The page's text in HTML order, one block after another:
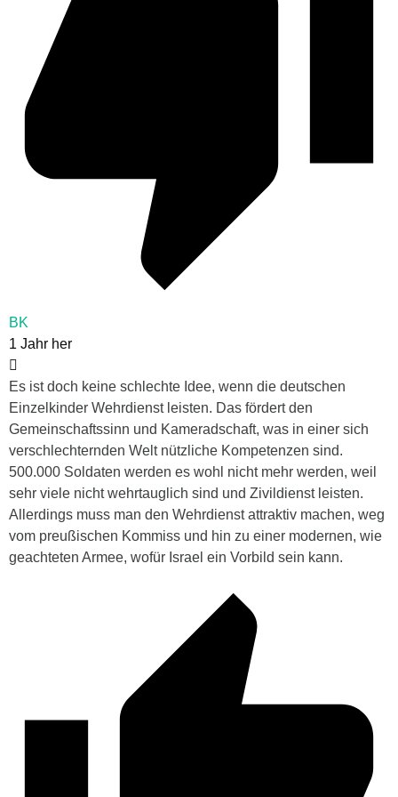
BK
1 Jahr her
Es ist doch keine schlechte Idee, wenn die deutschen
Einzelkinder Wehrdienst leisten. Das fördert den
Gemeinschaftssinn und Kameradschaft, was in einer sich
verschlechternden Welt nützliche Kompetenzen sind.
500.000 Soldaten werden es wohl nicht mehr werden, weil
sehr viele nicht wehrtauglich sind und Zivildienst leisten.
Allerdings muss man den Wehrdienst attraktiv machen, weg
vom preußischen Kommiss und hin zu einer modernen, wie
geachteten Armee, wofür Israel ein Vorbild sein kann.